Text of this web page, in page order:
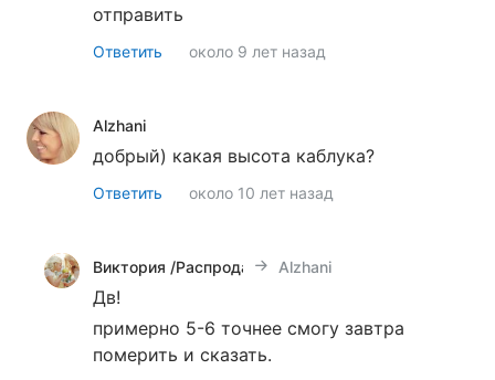
отправить
Ответить около 9 лет назад
Alzhani
добрый) какая высота каблука?
Ответить около 10 лет назад
Виктория /Распродажа Итальянской обуви!!!/
Alzhani
Дв!
примерно 5-6 точнее смогу завтра
померить и сказать.